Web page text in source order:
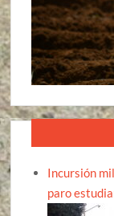
Incursión
paro